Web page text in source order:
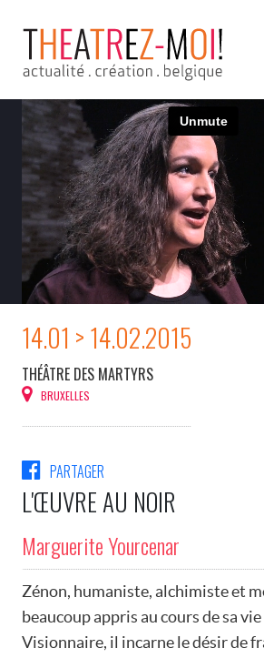
14.01 > 14.02.2015
THÉÂTRE DES MARTYRS
BRUXELLES
PARTAGER
L'ŒUVRE AU NOIR
Marguerite Yourcenar
Zénon, humaniste, alchimiste et
beaucoup appris au cours de sa
Visionnaire, il incarne le désir de